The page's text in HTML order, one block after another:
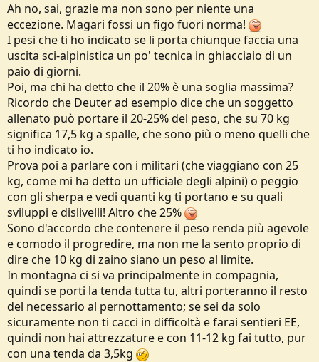
Ah no, sai, grazie ma non sono per niente una
eccezione. Magari fossi un figo fuori norma!
I pesi che ti ho indicato se li porta chiunque faccia una
uscita sci-alpinistica un po' tecnica in ghiacciaio di un
paio di giorni.
Poi, ma chi ha detto che il 20% è una soglia massima?
Ricordo che Deuter ad esempio dice che un soggetto
allenato può portare il 20-25% del peso, che su 70 kg
significa 17,5 kg a spalle, che sono più o meno quelli che
ti ho indicato io.
Prova poi a parlare con i militari (che viaggiano con 25
kg, come mi ha detto un ufficiale degli alpini) o peggio
con gli sherpa e vedi quanti kg ti portano e su quali
sviluppi e dislivelli! Altro che 25%
Sono d'accordo che contenere il peso renda più agevole
e comodo il progredire, ma non me la sento proprio di
dire che 10 kg di zaino siano un peso al limite.
In montagna ci si va principalmente in compagnia,
quindi se porti la tenda tutta tu, altri porteranno il resto
del necessario al pernottamento; se sei da solo
sicuramente non ti cacci in difficoltà e farai sentieri EE,
quindi non hai attrezzature e con 11-12 kg fai tutto, pur
con una tenda da 3,5kg